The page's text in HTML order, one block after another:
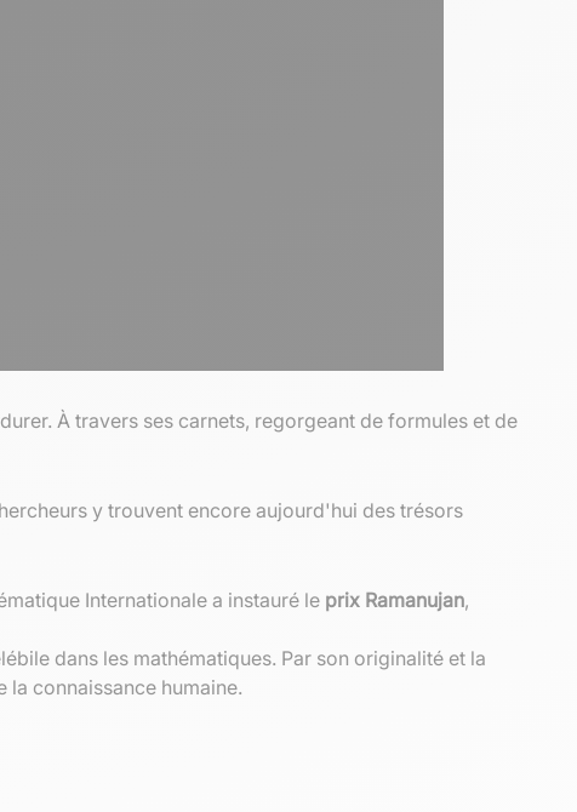
À travers ses carnets, regorgeant de formules et de
y trouvent encore aujourd'hui des trésors
Internationale a instauré le prix Ramanujan,
dans les mathématiques. Par son originalité et la
connaissance humaine.